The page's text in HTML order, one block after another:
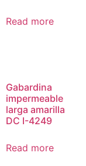
Read more
Gabardina
impermeable
larga amarilla
DC I-4249
Read more